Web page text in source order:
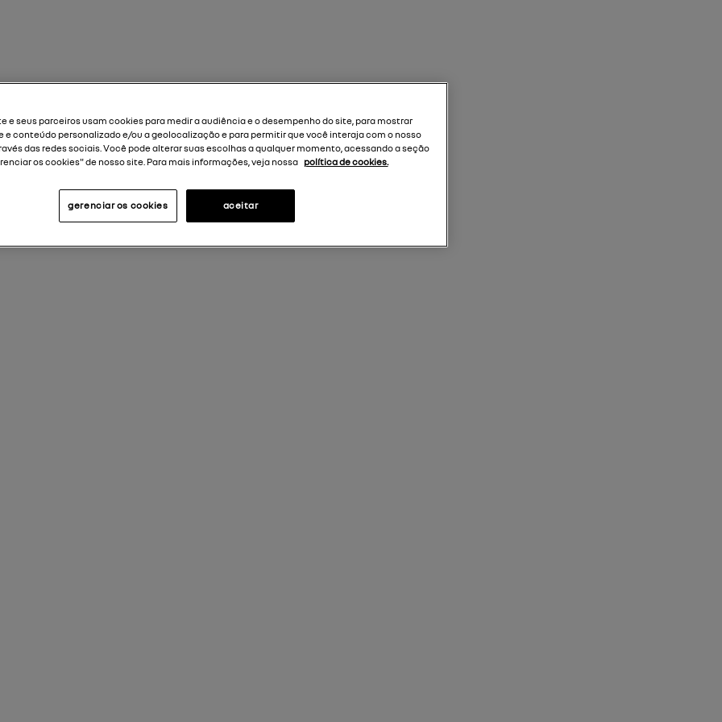
e seus parceiros usam cookies para medir a audiência e o desempenho do site, para mostrar
e conteúdo personalizado e/ou a geolocalização e para permitir que você interaja com o nosso
das redes sociais. Você pode alterar suas escolhas a qualquer momento, acessando a seção
os cookies" de nosso site. Para mais informações, veja nossa política de cookies.
aceitar
gerenciar os cookies